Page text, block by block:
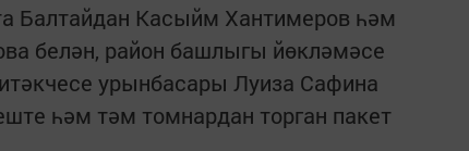
Балтайдан Касыйм Хантимеров һәм
белән, район башлыгы йөкләмәсе
урынбасары Луиза Сафина
һәм тәм томнардан торган пакет